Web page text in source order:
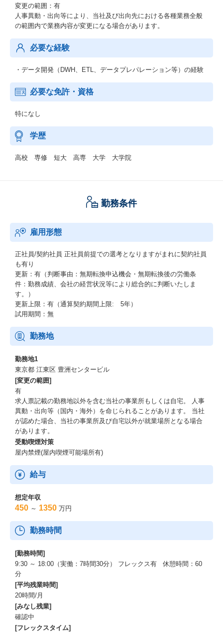
変更の範囲：有
人事異動・出向等により、当社及び出向先における各種業務全般
の範囲内で業務内容が変更になる場合があります。
必要な経験
・データ開発（DWH、ETL、データプレパレーション等）の経験
必要な免許・資格
特になし
学歴
高校 専修 短大 高専 大学 大学院
勤務条件
雇用形態
正社員/契約社員 正社員前提での選考となりますがまれに契約社員
も有り
更新：有（判断事由：無期転換申込機会・無期転換後の労働条
件：勤務成績、会社の経営状況等により総合的に判断いたしま
す。）
更新上限：有（通算契約期間上限: 5年）
試用期間：無
勤務地
勤務地1
東京都 江東区 豊洲センタービル
[変更の範囲]
有
求人票記載の勤務地以外を含む当社の事業所もしくは自宅。 人事
異動・出向等（国内・海外）を命じられることがあります。 当社
が認めた場合、当社の事業所及び自宅以外が就業場所となる場合
があります。
受動喫煙対策
屋内禁煙(屋内喫煙可能場所有)
給与
想定年収
450 ～ 1350 万円
勤務時間
[勤務時間]
9:30 ～ 18:00（実働：7時間30分） フレックス有 休憩時間：60
分
[平均残業時間]
20時間/月
[みなし残業]
確認中
[フレックスタイム]